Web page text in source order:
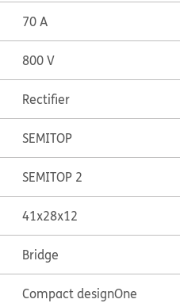
70 A
800 V
Rectifier
SEMITOP
SEMITOP 2
41x28x12
Bridge
Compact designOne